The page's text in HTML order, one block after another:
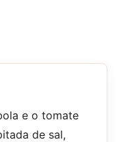
e o tomate
de sal,